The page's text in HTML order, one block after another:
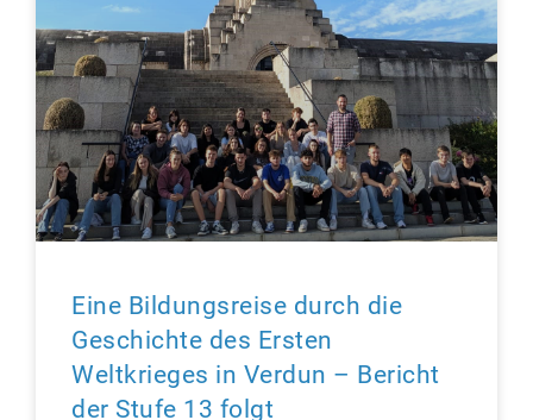
Eine Bildungsreise durch die
Geschichte des Ersten
Weltkrieges in Verdun – Bericht
der Stufe 13 folgt